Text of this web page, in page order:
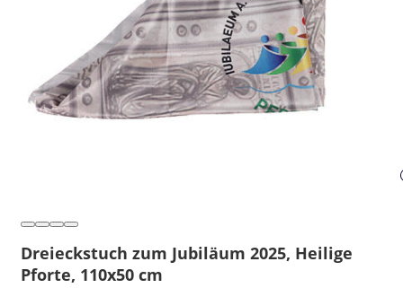
Dreieckstuch zum Jubiläum 2025, Heilige
Pforte, 110x50 cm